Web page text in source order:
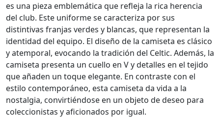
es una pieza emblemática que refleja la rica herencia
del club. Este uniforme se caracteriza por sus
distintivas franjas verdes y blancas, que representan la
identidad del equipo. El diseño de la camiseta es clásico
y atemporal, evocando la tradición del Celtic. Además, la
camiseta presenta un cuello en V y detalles en el tejido
que añaden un toque elegante. En contraste con el
estilo contemporáneo, esta camiseta da vida a la
nostalgia, convirtiéndose en un objeto de deseo para
coleccionistas y aficionados por igual.